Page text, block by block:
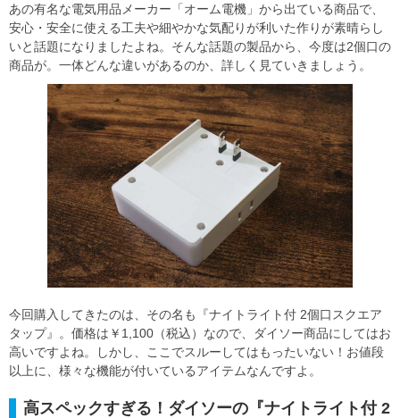
あの有名な電気用品メーカー「オーム電機」から出ている商品で、
安心・安全に使える工夫や細やかな気配りが利いた作りが素晴らし
いと話題になりましたよね。そんな話題の製品から、今度は2個口の
商品が。一体どんな違いがあるのか、詳しく見ていきましょう。
今回購入してきたのは、その名も『ナイトライト付 2個口スクエア
タップ』。価格は￥1,100（税込）なので、ダイソー商品にしてはお
高いですよね。しかし、ここでスルーしてはもったいない！お値段
以上に、様々な機能が付いているアイテムなんですよ。
高スペックすぎる！ダイソーの『ナイトライト付 2